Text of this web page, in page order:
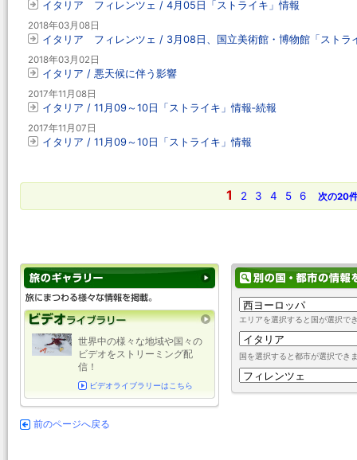
イタリア フィレンツェ / 4月05日「ストライキ」情報
2018年03月08日
イタリア フィレンツェ / 3月08日、国立美術館・博物館「ストラ
2018年03月02日
イタリア / 悪天候に伴う影響
2017年11月08日
イタリア / 11月09～10日「ストライキ」情報‐続報
2017年11月07日
イタリア / 11月09～10日「ストライキ」情報
1 2 3 4 5 6 次の20
エリアを選択すると国が選択で
国を選択すると都市が選択でき
世界中の様々な地域や国々の
ビデオをストリーミング配
信！
ビデオライブラリーはこちら
前のページへ戻る